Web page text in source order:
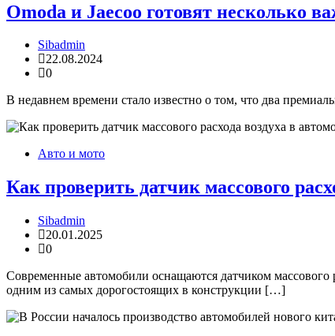
Omoda и Jaecoo готовят несколько
Sibadmin
22.08.2024
0
В недавнем времени стало известно о том, что два
Авто и мото
Как проверить датчик массового
Sibadmin
20.01.2025
0
Современные автомобили оснащаются датчиком массового
одним из самых дорогостоящих в конструкции […]